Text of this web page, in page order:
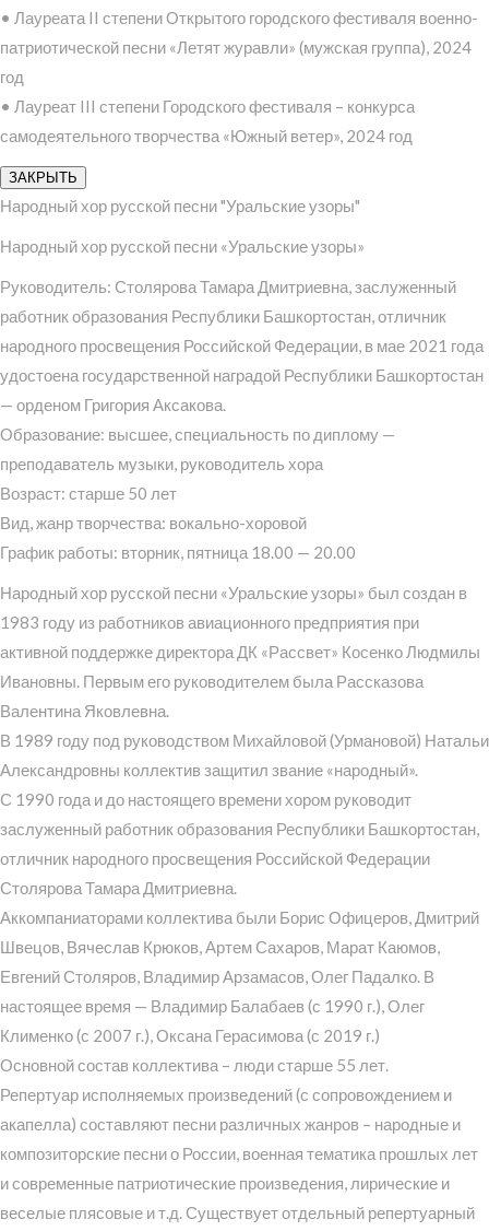
• Лауреата II степени Открытого городского фестиваля военно-
патриотической песни «Летят журавли» (мужская группа), 2024
год
• Лауреат III степени Городского фестиваля – конкурса
самодеятельного творчества «Южный ветер», 2024 год
ЗАКРЫТЬ
Народный хор русской песни "Уральские узоры"
Народный хор русской песни «Уральские узоры»
Руководитель: Столярова Тамара Дмитриевна, заслуженный
работник образования Республики Башкортостан, отличник
народного просвещения Российской Федерации, в мае 2021 года
удостоена государственной наградой Республики Башкортостан
— орденом Григория Аксакова.
Образование: высшее, специальность по диплому —
преподаватель музыки, руководитель хора
Возраст: старше 50 лет
Вид, жанр творчества: вокально-хоровой
График работы: вторник, пятница 18.00 — 20.00
Народный хор русской песни «Уральские узоры» был создан в
1983 году из работников авиационного предприятия при
активной поддержке директора ДК «Рассвет» Косенко Людмилы
Ивановны. Первым его руководителем была Рассказова
Валентина Яковлевна.
В 1989 году под руководством Михайловой (Урмановой) Натальи
Александровны коллектив защитил звание «народный».
С 1990 года и до настоящего времени хором руководит
заслуженный работник образования Республики Башкортостан,
отличник народного просвещения Российской Федерации
Столярова Тамара Дмитриевна.
Аккомпаниаторами коллектива были Борис Офицеров, Дмитрий
Швецов, Вячеслав Крюков, Артем Сахаров, Марат Каюмов,
Евгений Столяров, Владимир Арзамасов, Олег Падалко. В
настоящее время — Владимир Балабаев (с 1990 г.), Олег
Клименко (с 2007 г.), Оксана Герасимова (с 2019 г.)
Основной состав коллектива – люди старше 55 лет.
Репертуар исполняемых произведений (с сопровождением и
акапелла) составляют песни различных жанров – народные и
композиторские песни о России, военная тематика прошлых лет
и современные патриотические произведения, лирические и
веселые плясовые и т.д. Существует отдельный репертуарный